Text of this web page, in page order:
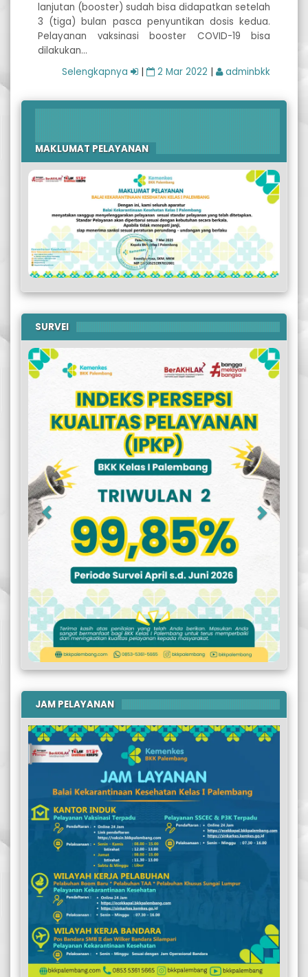
lanjutan (booster) sudah bisa didapatkan setelah
3 (tiga) bulan pasca penyuntikan dosis kedua.
Pelayanan vaksinasi booster COVID-19 bisa
dilakukan…
Selengkapnya
| 2 Mar 2022 | adminbkk
‹ First Previous 51 52 53 54
Next
MAKLUMAT PELAYANAN
SURVEI
Previous Next
JAM PELAYANAN